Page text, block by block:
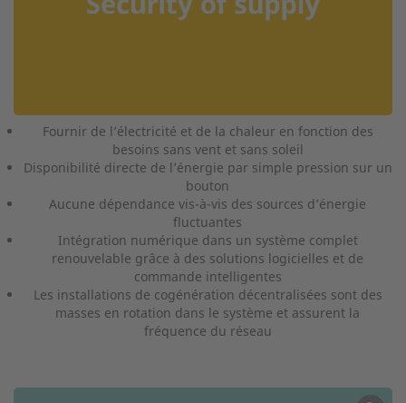
Fournir de l’électricité et de la chaleur en fonction des
besoins sans vent et sans soleil
Disponibilité directe de l’énergie par simple pression sur un
bouton
Aucune dépendance vis-à-vis des sources d’énergie
fluctuantes
Intégration numérique dans un système complet
renouvelable grâce à des solutions logicielles et de
commande intelligentes
Les installations de cogénération décentralisées sont des
masses en rotation dans le système et assurent la
fréquence du réseau